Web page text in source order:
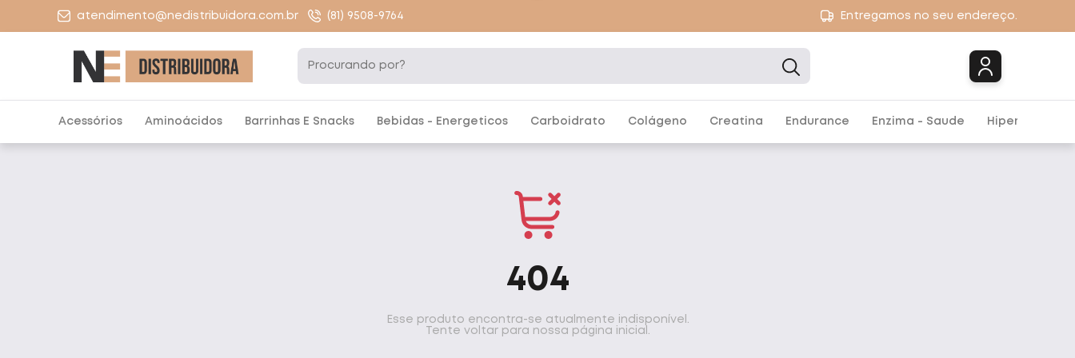
atendimento@nedistribuidora.com.br (81) 9508-9764 Entregamos no seu endereço.
Acessórios Aminoácidos Barrinhas E Snacks Bebidas - Energeticos Carboidrato Colágeno Creatina Endurance Enzima - Saude Hipercalórico
404
Esse produto encontra-se atualmente indisponível.
Tente voltar para nossa página inicial.